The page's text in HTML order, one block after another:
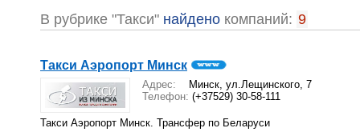
В рубрике "Такси" найдено компаний: 9
Такси Аэропорт Минск
Адрес:
Минск, ул.Лещинского, 7
Телефон: (+37529) 30-58-111
Такси Аэропорт Минск. Трансфер по Беларуси